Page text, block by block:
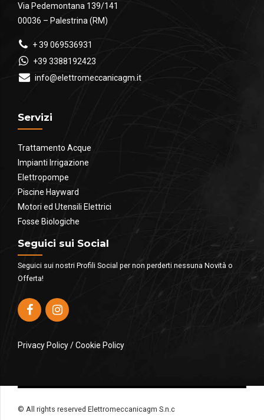
Via Pedemontana 139/141
00036 – Palestrina (RM)
+ 39 069536931
+39 3388192423
info@elettromeccanicagm.it
Servizi
Trattamento Acque
Impianti Irrigazione
Elettropompe
Piscine Hayward
Motori ed Utensili Elettrici
Fosse Biologiche
Seguici sui Social
Seguici sui nostri Profili Social per non perderti nessuna Novità o
Offerta!
Privacy Policy/Cookie Policy
© All rights reserved Elettromeccanicagm S.n.c